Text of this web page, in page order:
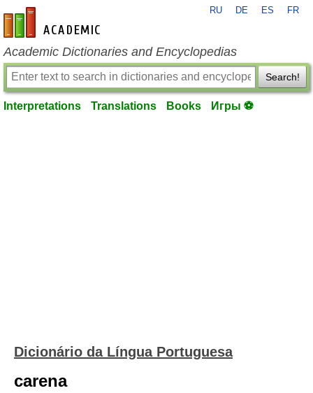
en-academic.com
RU DE ES FR
Academic Dictionaries and Encyclopedias
Search!
Interpretations Translations Books Игры ⚽
Dicionário da Língua Portuguesa
carena